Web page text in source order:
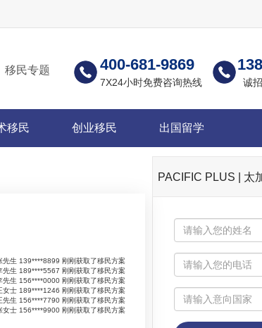
移民专题 400-681-9869
7X24小时免费咨询热线 诚
移民 创业移民 出国留学
女士 156****9900 刚刚获取了移民方案
先生 189****5567 刚刚获取了移民方案
先生 156****0000 刚刚获取了移民方案
女士 189****1246 刚刚获取了移民方案
先生 189****5567 刚刚获取了移民方案
女士 189****1246 刚刚获取了移民方案
先生 139****8899 刚刚获取了移民方案
先生 189****5567 刚刚获取了移民方案
先生 156****0000 刚刚获取了移民方案
女士 189****1246 刚刚获取了移民方案
先生 156****7790 刚刚获取了移民方案
女士 156****9900 刚刚获取了移民方案
PACIFIC PLUS | 太